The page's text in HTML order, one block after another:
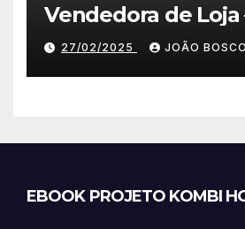
Vendedora de Loja
27/02/2025 JOÃO
EBOOK PROJETO KOMBI